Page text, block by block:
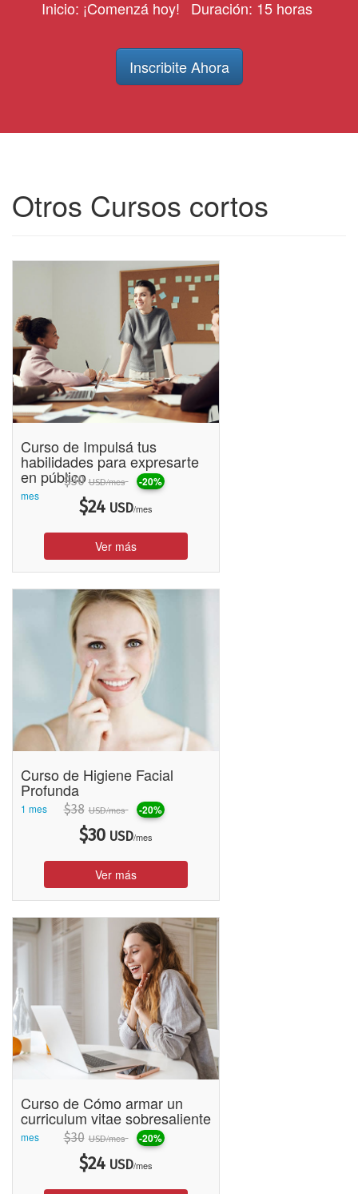
Inicio: ¡Comenzá hoy! Duración: 15 horas
Inscribite Ahora
Otros Cursos cortos
Curso de Impulsá tus
habilidades para expresarte
en público
mes
$30 USD/mes -20%
$24 USD/mes
Ver más
Curso de Higiene Facial
Profunda
1 mes $38 USD/mes -20%
$30 USD/mes
Ver más
Curso de Cómo armar un
curriculum vitae sobresaliente
mes $30 USD/mes -20%
$24 USD/mes